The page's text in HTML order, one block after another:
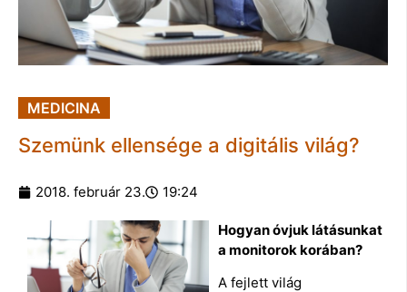
MEDICINA
Szemünk ellensége a digitális világ?
2018. február 23. 19:24
Hogyan óvjuk látásunkat
a monitorok korában?
A fejlett világ